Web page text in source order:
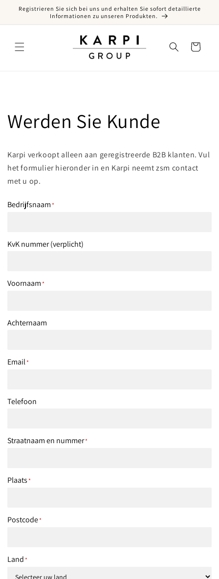
Direkt zum Inhalt
Registrieren Sie sich bei uns und erhalten Sie sofort detaillierte
Informationen zu unseren Produkten.
Warenkorb
Werden Sie Kunde
Karpi verkoopt alleen aan geregistreerde B2B klanten.Vul
het formulier hieronder in en Karpi neemt zsm contact
met u op.
Bedrijfsnaam *
KvK nummer (verplicht)
Voornaam *
Achternaam
Email*
Telefoon
Straatnaam en nummer*
Plaats *
Postcode*
Land *